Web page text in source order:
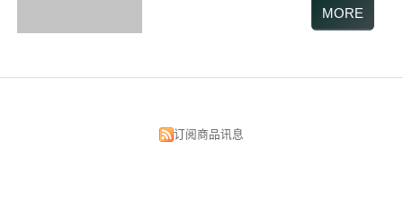
订阅商品讯息